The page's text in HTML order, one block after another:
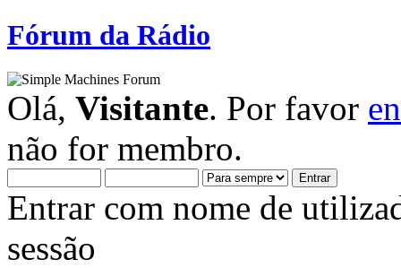
Fórum da Rádio
Olá, Visitante. Por favor
não for membro.
Entrar com nome de
sessão